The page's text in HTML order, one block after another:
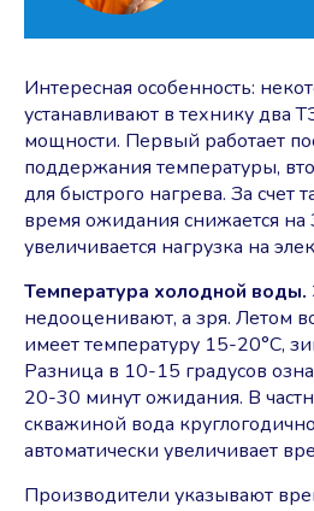
Интересная особенность:
устанавливают в технику два
мощности. Первый работает
поддержания температуры,
для быстрого нагрева. За счет
время ожидания снижается
увеличивается нагрузка на
Температура холодной воды.
недооценивают, а зря. Летом
имеет температуру 15-20°C,
Разница в 10-15 градусов
20-30 минут ожидания. В
скважиной вода
автоматически увеличивает
Производители указывают